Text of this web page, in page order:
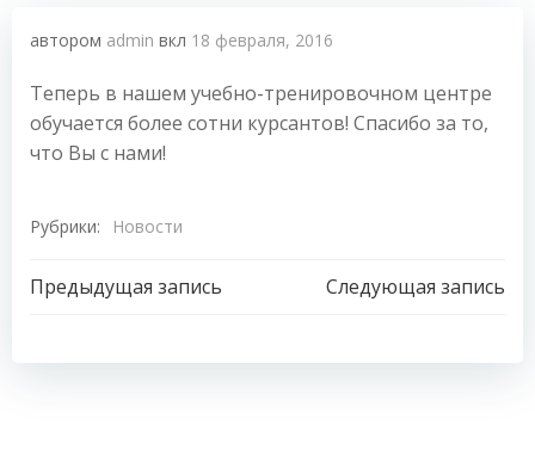
автором admin вкл 18 февраля, 2016
Теперь в нашем учебно-тренировочном центре
обучается более сотни курсантов! Спасибо за то,
что Вы с нами!
Рубрики: Новости
Навигация
записям
Предыдущая запись
Навигация
записям
Следующая запись